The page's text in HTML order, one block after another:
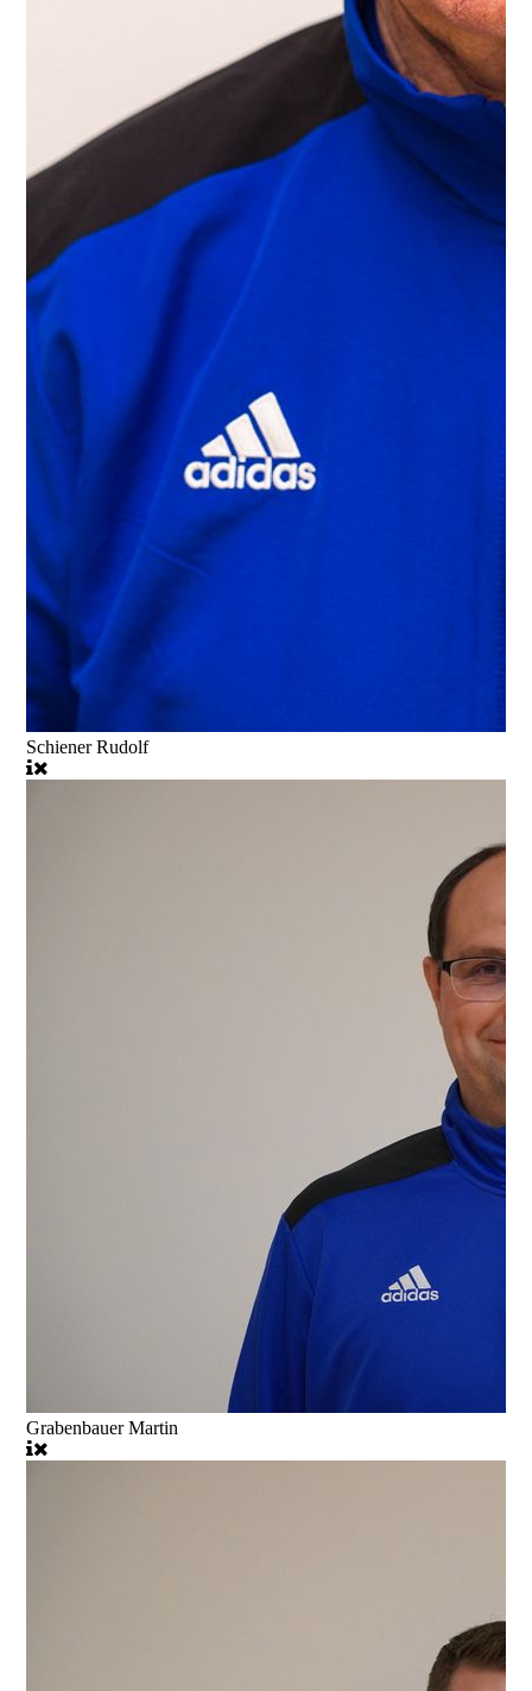
Schiener Rudolf
Grabenbauer Martin